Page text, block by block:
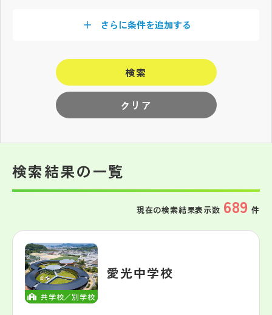
個人情報保護方針
サイトマップ
さらに条件を追加する
クリア
検索
検索結果の一覧
現在の検索結果表示数 689 件
共学校／別学校
愛光中学校